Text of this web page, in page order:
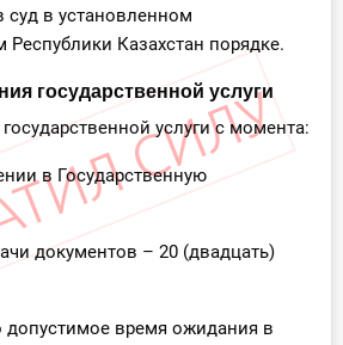
суд в установленном
Республики Казахстан порядке.
государственной услуги
услуги с момента:
в Государственную
документов – 20 (двадцать)
допустимое время ожидания в